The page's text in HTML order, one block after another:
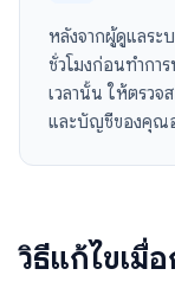
หลังจากผู้ดูแลระ
ชั่วโมงก่อนทำกา
เวลานั้น ให้ตรว
และบัญชีของคุณ
วิธีแก้ไขเมื่